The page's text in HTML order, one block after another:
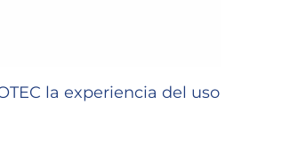
la experiencia del uso